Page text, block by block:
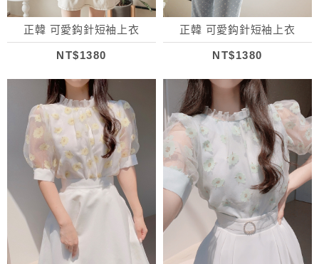
正韓 可愛鈎針短袖上衣
NT$1380
正韓 可愛鈎針短袖上衣
NT$1380